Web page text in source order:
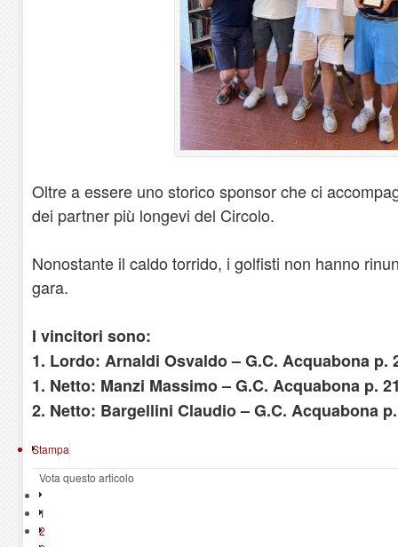
Oltre a essere uno storico sponsor che ci
dei partner più longevi del Circolo.
Nonostante il caldo torrido, i golfisti non hanno
gara.
I vincitori sono:
1. Lordo: Arnaldi Osvaldo – G.C. Acquabona p.
1. Netto: Manzi Massimo – G.C. Acquabona p.
2. Netto: Bargellini Claudio – G.C. Acquabona
Stampa
Vota questo articolo
1
2